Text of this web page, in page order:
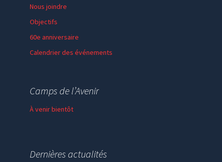
Nous joindre
Objectifs
60e anniversaire
Calendrier des événements
Faire un don
Camps de l’Avenir
À venir bientôt
Dernières actualités